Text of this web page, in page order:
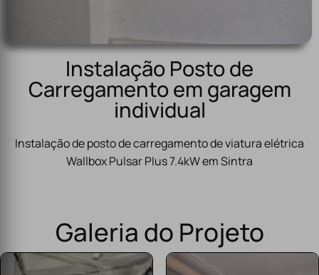
Instalação Posto de
Carregamento em garagem
individual
Instalação de posto de carregamento de viatura elétrica
Wallbox Pulsar Plus 7.4kW em Sintra
Galeria do Projeto